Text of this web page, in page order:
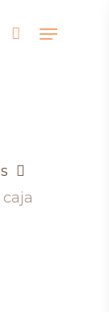
account
Menu